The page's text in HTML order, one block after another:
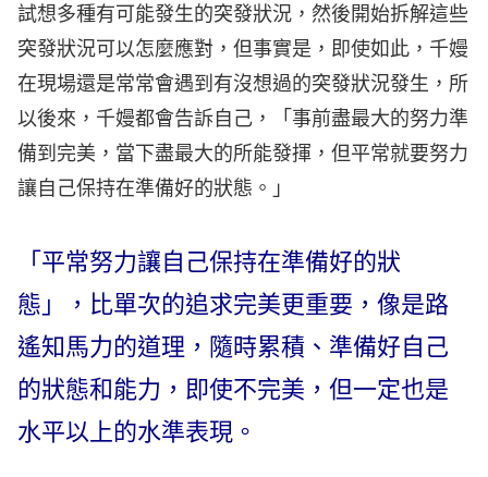
試想多種有可能發生的突發狀況，然後開始拆解這些
突發狀況可以怎麼應對，但事實是，即使如此，千嫚
在現場還是常常會遇到有沒想過的突發狀況發生，所
以後來，千嫚都會告訴自己，「事前盡最大的努力準
備到完美，當下盡最大的所能發揮，但平常就要努力
讓自己保持在準備好的狀態。」
「平常努力讓自己保持在準備好的狀
態」，比單次的追求完美更重要，像是路
遙知馬力的道理，隨時累積、準備好自己
的狀態和能力，即使不完美，但一定也是
水平以上的水準表現。